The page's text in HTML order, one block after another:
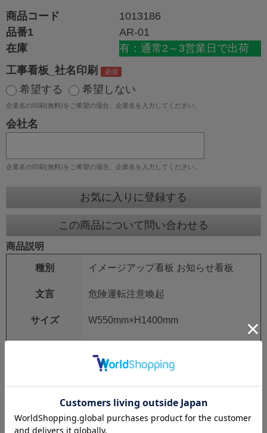
商品コード
1013186
品番1
AR-01
在庫
有：通常2～3営業日で出荷
工事看板_社名印刷
希望する
希望しない
企業名の印刷(無料)をご希望の場合、企業名を入力してください。
会社名
企業名の印刷(無料)をご希望の場合、企業名を入力してください。
お気に入りに登録する
この商品について問い合わせる
商品説明
種別 イメージアップ看板 お知らせ看板
文言 危険運転注意喚起
サイズ W550mm×H1400mm
自立式鉄枠付き
ご」上部の【看板_企業名】欄に入力をしてくださ
い。